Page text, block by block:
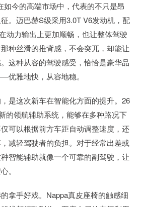
如今的高端市场中，代表的不只是昂
。迈巴赫S级采用3.0T V6发动机，配
动力输出上更加顺畅，也让整体驾驶
种丝滑的推背感，不会突兀，却能让
这种从容的驾驶感受，恰恰是豪华品
雅地快，从容地稳。
是这次新车在智能化方面的提升。26
的领航辅助系统，能够在多种路况下
可以根据前方车距自动调整速度，还
减轻驾驶者的负担。对于经常出差或
智能辅助就像一个可靠的副驾驶，让
。
拿手好戏。Nappa真皮座椅的触感细